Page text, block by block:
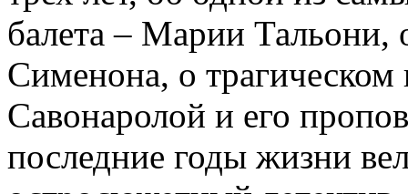
балета – Марии
Сименона, о трагическом
Савонаролой и его
последние годы жизни